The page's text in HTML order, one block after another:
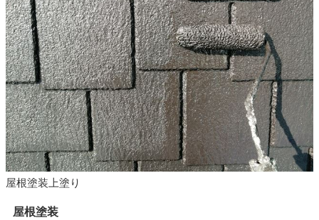
屋根塗装上塗り
屋根塗装